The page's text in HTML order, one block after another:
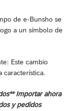
de e-Bunsho se
a un símbolo de
Este cambio
característica.
Importar ahora
y pedidos